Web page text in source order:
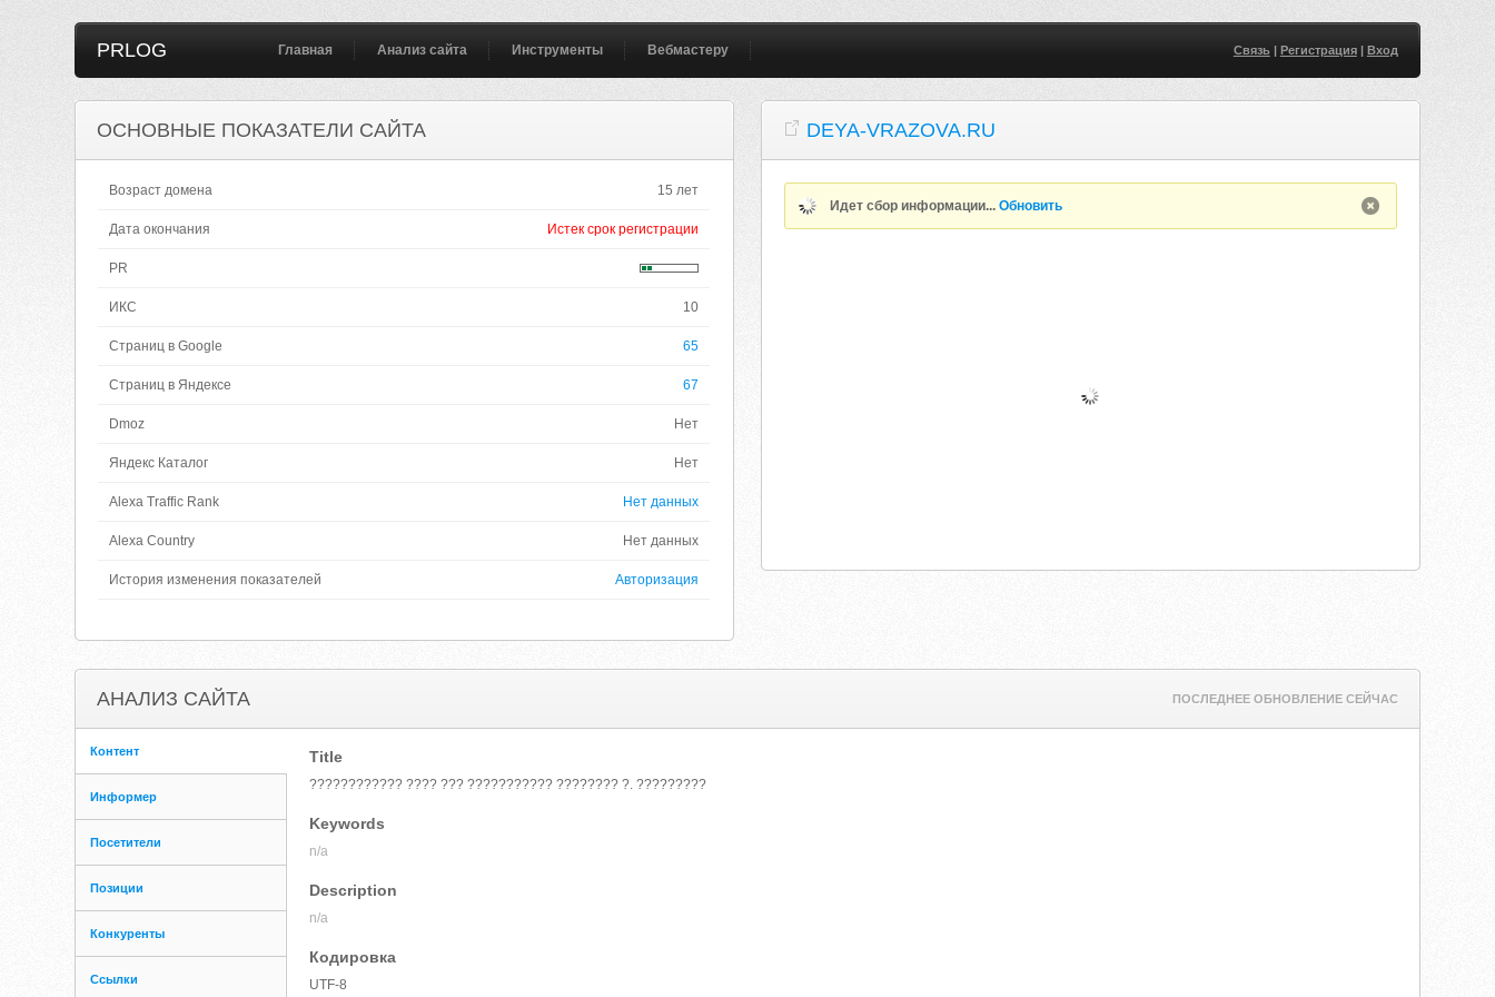
PRLOG Главная Анализ сайта Инструменты Вебмастеру Связь| Регистрация| Вход
ОСНОВНЫЕ ПОКАЗАТЕЛИ САЙТА
Возраст домена 15 лет
Дата окончания Истек срок регистрации
PR
ИКС 10
Страниц в Google 65
Страниц в Яндексе 67
Dmoz Нет
Яндекс Каталог Нет
Alexa Traffic Rank Нет данных
Alexa Country Нет данных
История изменения показателей Авторизация
DEYA-VRAZOVA.RU
Идет сбор информации...Обновить
АНАЛИЗ САЙТА ПОСЛЕДНЕЕ ОБНОВЛЕНИЕ СЕЙЧАС
Контент
Информер
Посетители
Позиции
Конкуренты
Ссылки
Title
???????????? ???? ??? ??????????? ???????? ?. ?????????
Keywords
n/a
Description
n/a
Кодировка
UTF-8